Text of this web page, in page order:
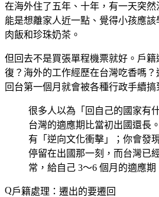
在海外住了五年、十年，有一天突
能是想離家人近一點、覺得小孩應
肉飯和珍珠奶茶。
但回去不是買張單程機票就好。戶
復？海外的工作經歷在台灣吃香嗎？
回台第一個月就會被各種行政手續搞
很多人以為「回自己的國家有
台灣的適應期比當初出國還長
有「逆向文化衝擊」；你會發
停留在出國那一刻，而台灣已
常，給自己 3～6 個月的適應期
戶籍處理：遷出的要遷回